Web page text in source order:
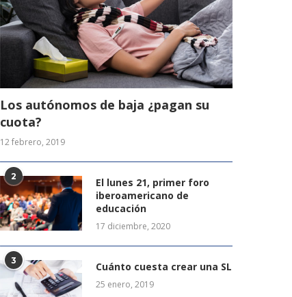
Los autónomos de baja ¿pagan su
cuota?
12 febrero, 2019
2
El lunes 21, primer foro
iberoamericano de
educación
17 diciembre, 2020
3 Cuánto cuesta crear una SL
25 enero, 2019